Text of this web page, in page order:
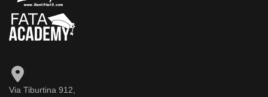
Via Tiburtina 912,